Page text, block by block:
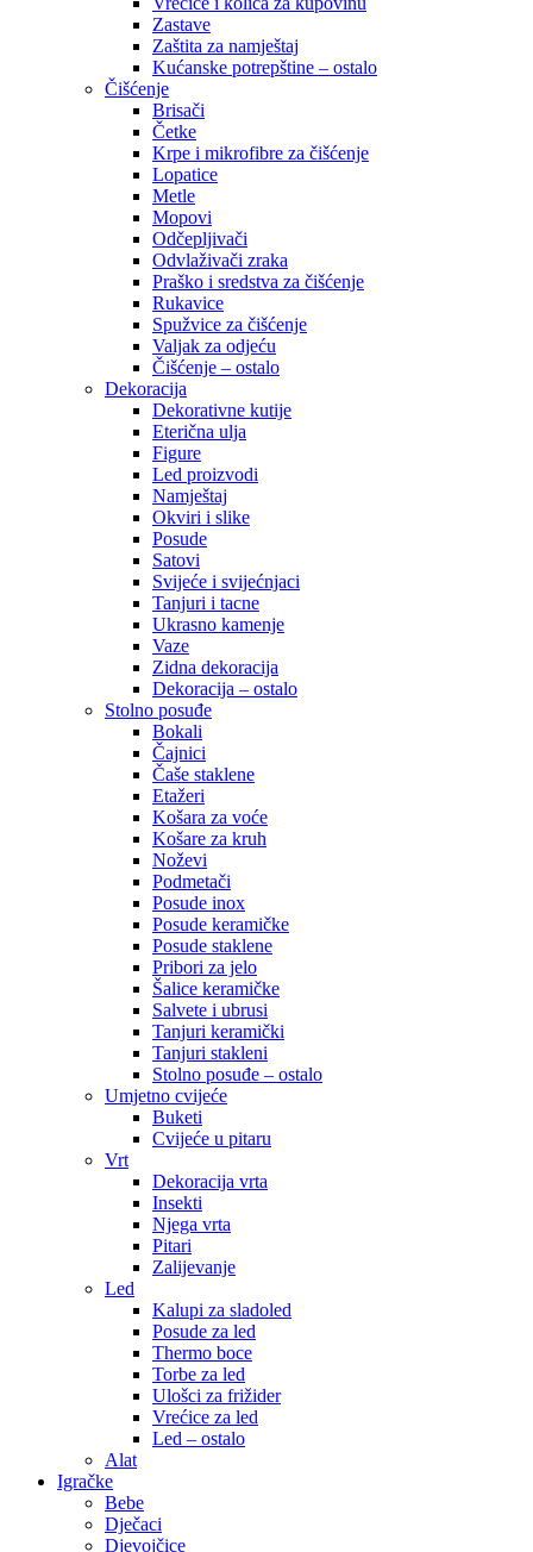
Zastave
Zaštita za namještaj
Kućanske potrepštine – ostalo
Čišćenje
Brisači
Četke
Krpe i mikrofibre za čišćenje
Lopatice
Metle
Mopovi
Odčepljivači
Odvlaživači zraka
Praško i sredstva za čišćenje
Rukavice
Spužvice za čišćenje
Valjak za odjeću
Čišćenje – ostalo
Dekoracija
Dekorativne kutije
Eterična ulja
Figure
Led proizvodi
Namještaj
Okviri i slike
Posude
Satovi
Svijeće i svijećnjaci
Tanjuri i tacne
Ukrasno kamenje
Vaze
Zidna dekoracija
Dekoracija – ostalo
Stolno posuđe
Bokali
Čajnici
Čaše staklene
Etažeri
Košara za voće
Košare za kruh
Noževi
Podmetači
Posude inox
Posude keramičke
Posude staklene
Pribori za jelo
Šalice keramičke
Salvete i ubrusi
Tanjuri keramički
Tanjuri stakleni
Stolno posuđe – ostalo
Umjetno cvijeće
Buketi
Cvijeće u pitaru
Vrt
Dekoracija vrta
Insekti
Njega vrta
Pitari
Zalijevanje
Led
Kalupi za sladoled
Posude za led
Thermo boce
Torbe za led
Ulošci za frižider
Vrećice za led
Led – ostalo
Alat
Igračke
Bebe
Dječaci
Djevojčice